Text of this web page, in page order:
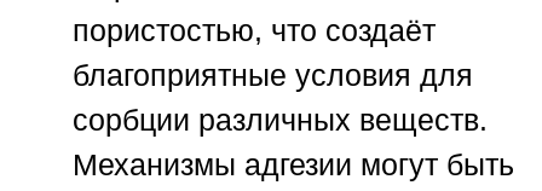
пористостью, что создаёт
благоприятные условия для
сорбции различных веществ.
Механизмы адгезии могут быть